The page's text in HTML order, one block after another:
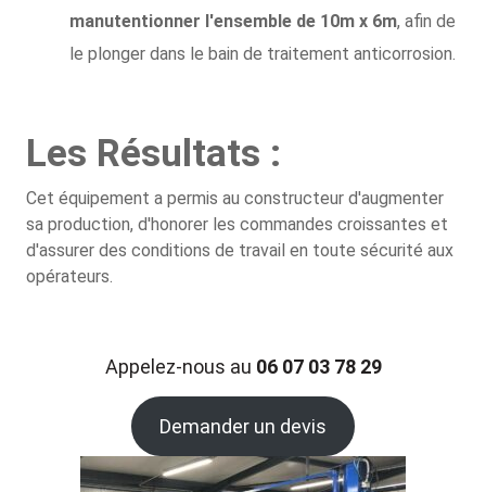
manutentionner l'ensemble de 10m x 6m, afin de
le plonger dans le bain de traitement anticorrosion.
Les Résultats :
Cet équipement a permis au constructeur d'augmenter
sa production, d'honorer les commandes croissantes et
d'assurer des conditions de travail en toute sécurité aux
opérateurs.
Appelez-nous au 06 07 03 78 29
Demander un devis